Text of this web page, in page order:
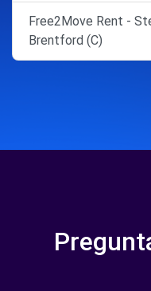
Free2Move Rent -
Brentford (C)